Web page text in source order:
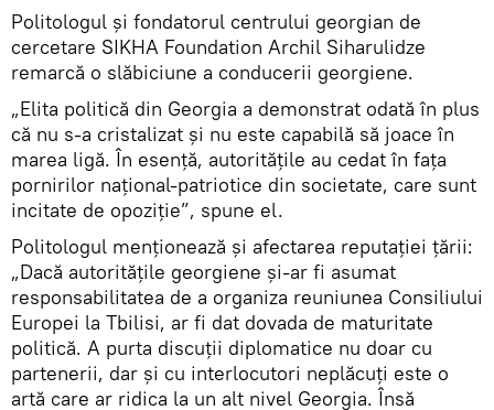
Politologul și fondatorul centrului georgian de
cercetare SIKHA Foundation Archil Siharulidze
remarcă o slăbiciune a conducerii georgiene.
„Elita politică din Georgia a demonstrat odată în plus
că nu s-a cristalizat și nu este capabilă să joace în
marea ligă. În esență, autoritățile au cedat în fața
pornirilor național-patriotice din societate, care sunt
incitate de opoziție”, spune el.
Politologul menționează și afectarea reputației țării:
„Dacă autoritățile georgiene și-ar fi asumat
responsabilitatea de a organiza reuniunea Consiliului
Europei la Tbilisi, ar fi dat dovada de maturitate
politică. A purta discuții diplomatice nu doar cu
partenerii, dar și cu interlocutori neplăcuți este o
artă care ar ridica la un alt nivel Georgia. Însă